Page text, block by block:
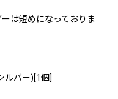
は短めになっておりま
ルバー)[1個]